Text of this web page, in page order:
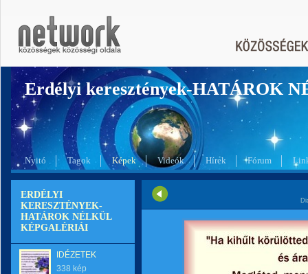
Erdélyi keresztények-HATÁROK
Nyitó Tagok Képek Videók Hírek Fórum
ERDÉLYI
KERESZTÉNYEK-
HATÁROK NÉLKÜL
KÉPGALÉRIÁI
IDÉZETEK
338 kép